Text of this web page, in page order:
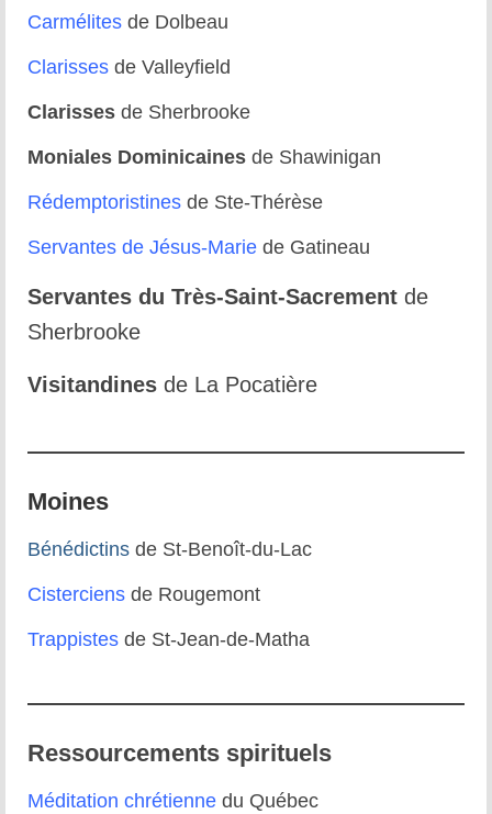
La tradition des Recluses
Chapelle d’adoration
Famille reclusienne
Adoratrices et Adorateurs Missionnaires
Monastère Spirituel
Prier avec une icône
Dix fêtes liturgiques
Contempler le Visage du Christ
Chemin de Croix Iconographique
Carmélites de Dolbeau
Clarisses de Valleyfield
Clarisses de Sherbrooke
Moniales Dominicaines de Shawinigan
Rédemptoristines de Ste-Thérèse
Servantes de Jésus-Marie de Gatineau
Servantes du Très-Saint-Sacrement de
Sherbrooke
Visitandines de La Pocatière
Moines
Bénédictins de St-Benoît-du-Lac
Cisterciens de Rougemont
Trappistes de St-Jean-de-Matha
Ressourcements spirituels
Méditation chrétienne du Québec